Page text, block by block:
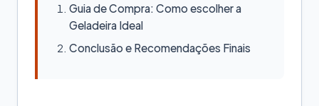
Guia de Compra: Como escolher a
Geladeira Ideal
Conclusão e Recomendações Finais